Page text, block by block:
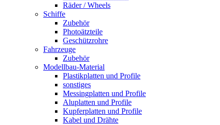
Räder / Wheels
Schiffe
Zubehör
Photoätzteile
Geschützrohre
Fahrzeuge
Zubehör
Modellbau-Material
Plastikplatten und Profile
sonstiges
Messingplatten und Profile
Aluplatten und Profile
Kupferplatten und Profile
Kabel und Drähte